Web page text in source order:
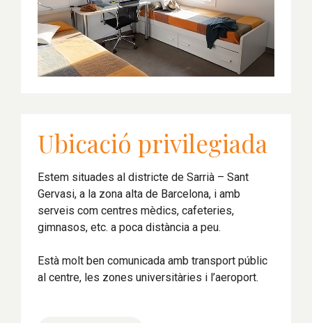
Ubicació privilegiada
Estem situades al districte de Sarrià – Sant
Gervasi, a la zona alta de Barcelona, i amb
serveis com centres mèdics, cafeteries,
gimnasos, etc. a poca distància a peu.
Està molt ben comunicada amb transport públic
al centre, les zones universitàries i l’aeroport.